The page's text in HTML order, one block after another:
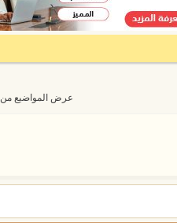
عرض المواضيع من 1 إلى 20 من 575